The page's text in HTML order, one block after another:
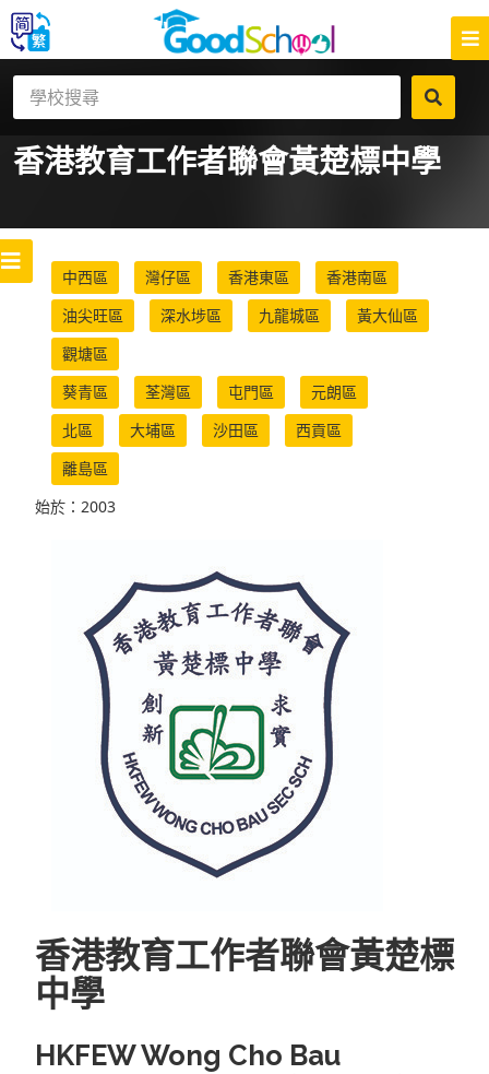
香港教育工作者聯會黃楚標中學
中西區 灣仔區 香港東區
香港南區
油尖旺區
深水埗區 九龍城區
黃大仙區
觀塘區
葵青區
荃灣區 屯門區
元朗區
北區
大埔區 沙田區
西貢區
離島區
始於：2003
香港教育工作者聯會黃楚標
中學
HKFEW Wong Cho Bau